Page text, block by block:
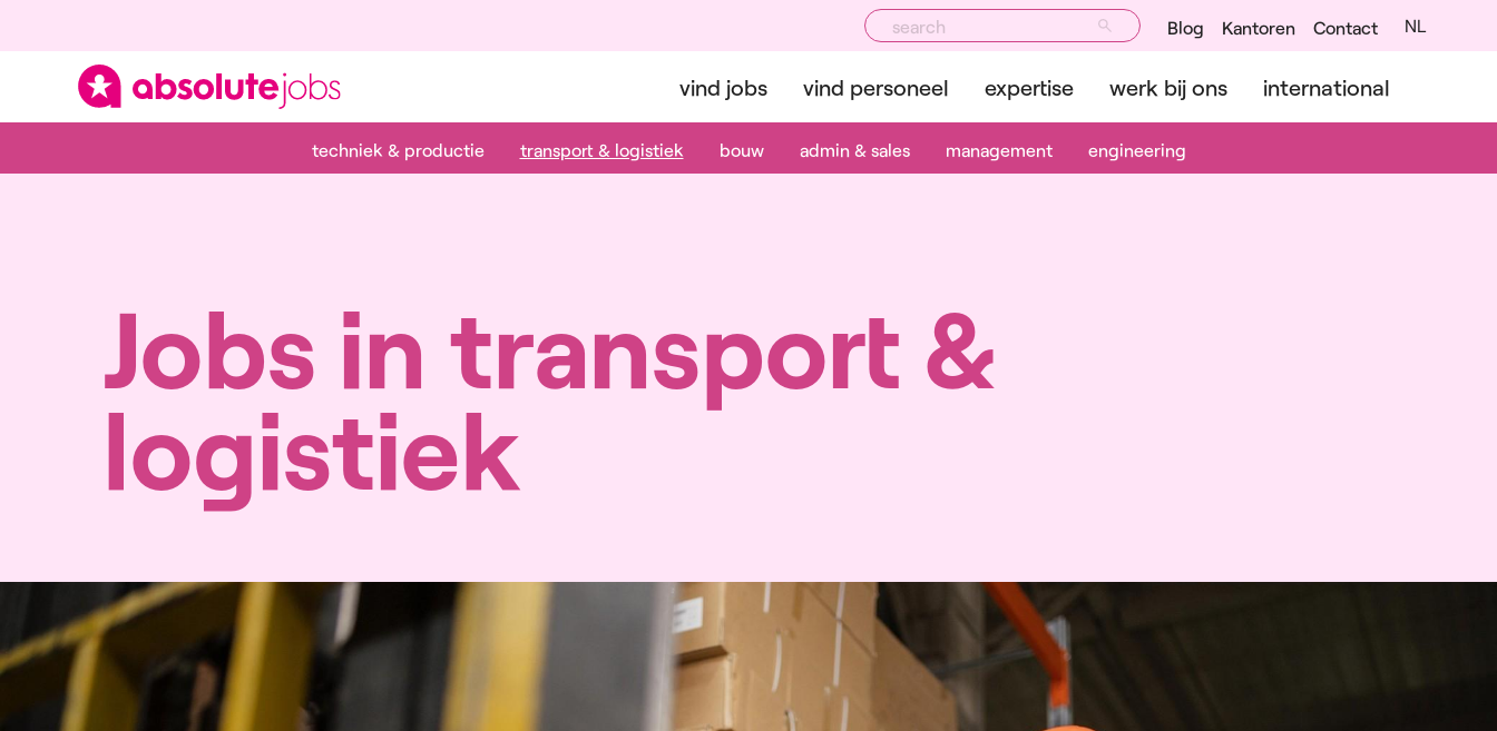
Blog Kantoren Contact NL
vind jobs vind personeel expertise werk bij ons international
techniek & productie transport & logistiek bouw admin & sales management engineering
Jobs in transport &
logistiek